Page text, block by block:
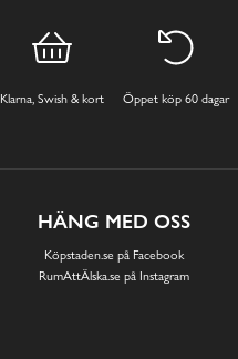
Klarna, Swish & kort Öppet köp 60 dagar
HÄNG MED OSS
Köpstaden.se på Facebook
RumAttÄlska.se på Instagram